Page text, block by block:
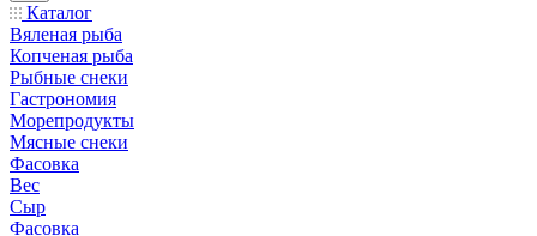
Каталог
Вяленая рыба
Копченая рыба
Рыбные снеки
Гастрономия
Морепродукты
Мясные снеки
Фасовка
Вес
Сыр
Фасовка